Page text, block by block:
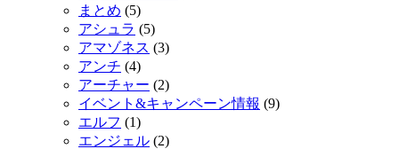
まとめ (5)
アシュラ (5)
アマゾネス (3)
アンチ (4)
アーチャー (2)
イベント&キャンペーン情報 (9)
エルフ (1)
エンジェル (2)